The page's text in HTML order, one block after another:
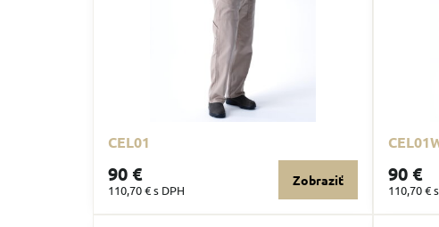
CEL01
90 €
110,70 €s DPH
Zobraziť 90 €
110,70 €